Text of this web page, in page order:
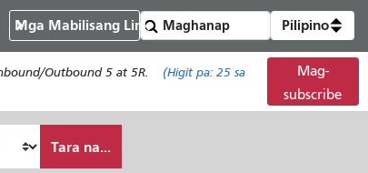
Mga Mabilisang Link Pilipino
Outbound 5 at 5R. (Higit pa: 25 sa
Mag-
subscribe
Tara na...